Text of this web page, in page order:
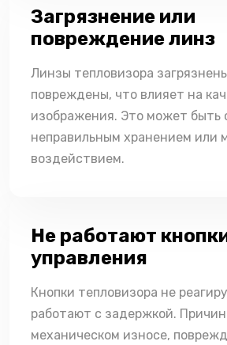
Загрязнение или
повреждение линз
Линзы тепловизора
повреждены, что влияет на
изображения. Это может быть
неправильным хранением или
воздействием.
Не работают
управления
Кнопки тепловизора не
работают с задержкой.
механическом износе,